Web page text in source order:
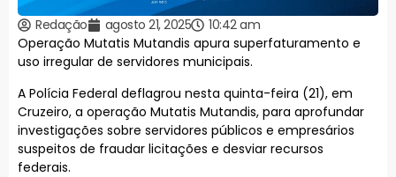
Redação agosto 21, 2025
10:42 am
Operação Mutatis Mutandis apura superfaturamento e
uso irregular de servidores municipais.
A Polícia Federal deflagrou nesta quinta-feira (21), em
Cruzeiro, a operação Mutatis Mutandis, para aprofundar
investigações sobre servidores públicos e empresários
suspeitos de fraudar licitações e desviar recursos
federais.